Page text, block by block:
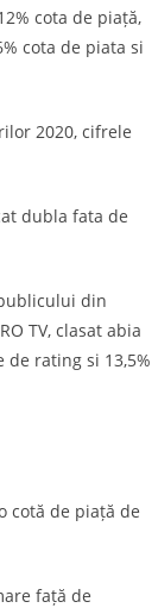
cota de piață,
cota de piata si
2020, cifrele
dubla fata de
din
TV, clasat abia
de rating si 13,5%
de piață de
față de